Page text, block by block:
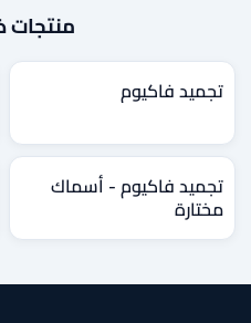
منتجات
تجميد فاكيوم
تجميد فاكيوم - أسماك
مختارة